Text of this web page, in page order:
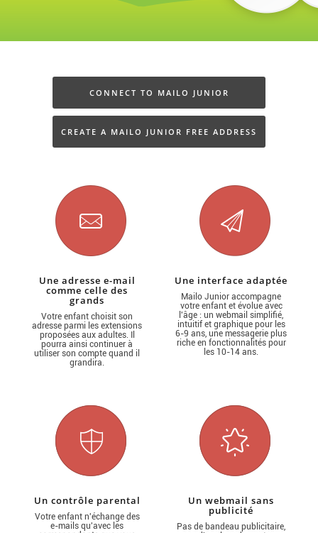
CONNECT TO MAILO JUNIOR
CREATE A MAILO JUNIOR FREE ADDRESS
Une adresse e-mail
comme celle des
grands
Votre enfant choisit son
adresse parmi les extensions
proposées aux adultes. Il
pourra ainsi continuer à
utiliser son compte quand il
grandira.
Une interface adaptée
Mailo Junior accompagne
votre enfant et évolue avec
l'âge : un webmail simplifié,
intuitif et graphique pour les
6-9 ans, une messagerie plus
riche en fonctionnalités pour
les 10-14 ans.
Un contrôle parental
Votre enfant n'échange des
e-mails qu'avec les
Un webmail sans
publicité
Pas de bandeau publicitaire,